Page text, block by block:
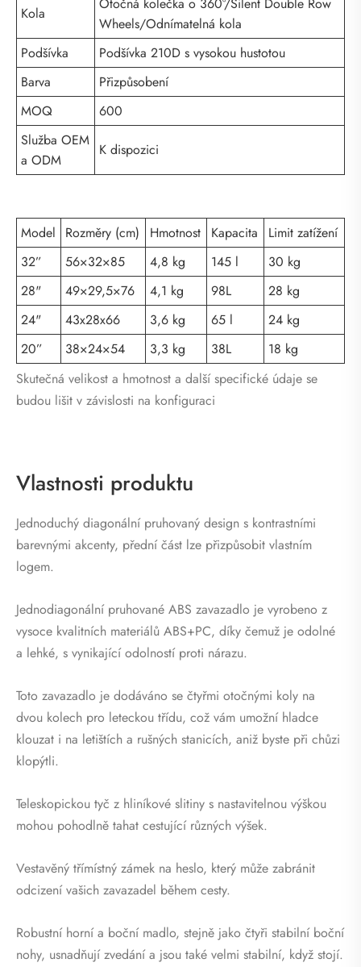
Kola
Wheels/Odnímatelná kola
Podšívka
Podšívka 210D s vysokou hustotou
Barva
Přizpůsobení
MOQ
600
Služba OEM
a ODM
K dispozici
Model Rozměry (cm) Hmotnost Kapacita
Limit zatížení
32”
56×32×85 4,8 kg 145 l
30 kg
28"
49×29,5×76 4,1 kg 98L
28 kg
24"
43x28x66 3,6 kg 65 l
24 kg
20”
38×24×54 3,3 kg 38L
18 kg
Skutečná velikost a hmotnost a další specifické údaje se
budou lišit v závislosti na konfiguraci
Vlastnosti produktu
Jednoduchý diagonální pruhovaný design s kontrastními
barevnými akcenty, přední část lze přizpůsobit vlastním
logem.
Jednodiagonální pruhované ABS zavazadlo je vyrobeno z
vysoce kvalitních materiálů ABS+PC, díky čemuž je odolné
a lehké, s vynikající odolností proti nárazu.
Toto zavazadlo je dodáváno se čtyřmi otočnými koly na
dvou kolech pro leteckou třídu, což vám umožní hladce
klouzat i na letištích a rušných stanicích, aniž byste při chůzi
klopýtli.
Teleskopickou tyč z hliníkové slitiny s nastavitelnou výškou
mohou pohodlně tahat cestující různých výšek.
Vestavěný třímístný zámek na heslo, který může zabránit
odcizení vašich zavazadel během cesty.
Robustní horní a boční madlo, stejně jako čtyři stabilní boční
nohy, usnadňují zvedání a jsou také velmi stabilní, když stojí.